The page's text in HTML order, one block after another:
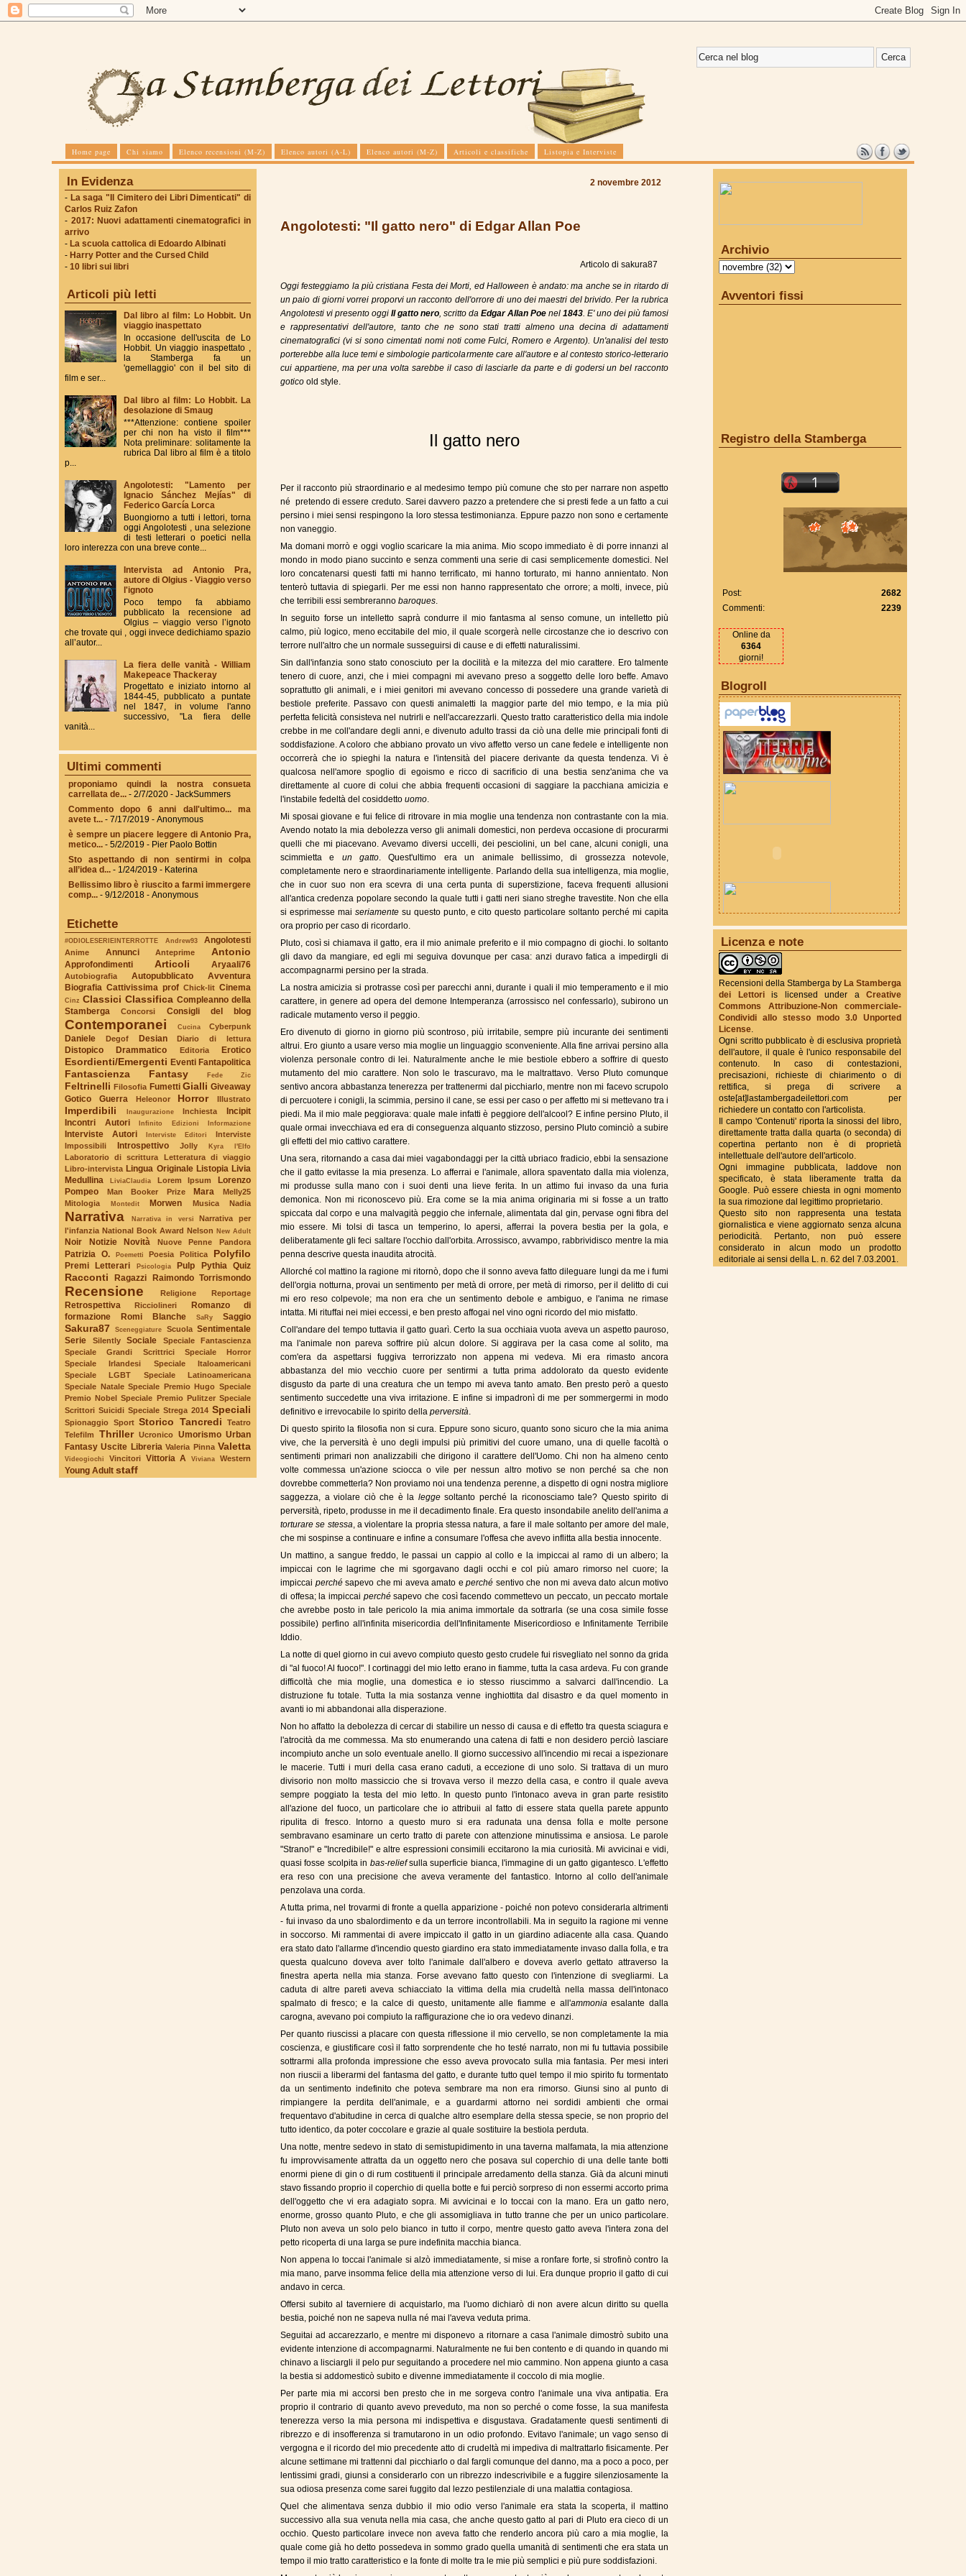
Home page Chi siamo Elenco recensioni (M-Z) Elenco autori (A-L) Elenco autori (M-Z) Articoli e classifiche Listopia e Interviste
In Evidenza
- La saga "Il Cimitero dei Libri Dimenticati" di
Carlos Ruiz Zafon
- 2017: Nuovi adattamenti cinematografici in
arrivo
- La scuola cattolica di Edoardo Albinati
- Harry Potter and the Cursed Child
- 10 libri sui libri
Articoli più letti
Dal libro al film: Lo Hobbit. Un
viaggio inaspettato
In occasione dell'uscita de Lo
Hobbit. Un viaggio inaspettato ,
la Stamberga fa un
'gemellaggio' con il bel sito di
film e ser...
Dal libro al film: Lo Hobbit. La
desolazione di Smaug
***Attenzione: contiene spoiler
per chi non ha visto il film***
Nota preliminare: solitamente la
rubrica Dal libro al film è a titolo
p...
Angolotesti: "Lamento per
Ignacio Sánchez Mejías" di
Federico García Lorca
Buongiorno a tutti i lettori, torna
oggi Angolotesti , una selezione
di testi letterari o poetici nella
loro interezza con una breve conte...
Intervista ad Antonio Pra,
autore di Olgius - Viaggio verso
l'ignoto
Poco tempo fa abbiamo
pubblicato la recensione ad
Olgius – viaggio verso l’ignoto
che trovate qui , oggi invece dedichiamo spazio
all’autor...
La fiera delle vanità - William
Makepeace Thackeray
Progettato e iniziato intorno al
1844-45, pubblicato a puntate
nel 1847, in volume l'anno
successivo, "La fiera delle
vanità...
Ultimi commenti
proponiamo quindi la nostra consueta
carrellata de... - 2/7/2020 - JackSummers
Commento dopo 6 anni dall'ultimo... ma
avete t... - 7/17/2019 - Anonymous
è sempre un piacere leggere di Antonio Pra,
metico... - 5/2/2019 - Pier Paolo Bottin
Sto aspettando di non sentirmi in colpa
all’idea d... - 1/24/2019 - Katerina
Bellissimo libro è riuscito a farmi immergere
comp... - 9/12/2018 - Anonymous
Etichette
#ODIOLESERIEINTERROTTE Andrew93 Angolotesti
Anime Annunci Anteprime Antonio
Approfondimenti Articoli Aryaali76
Autobiografia Autopubblicato
Avventura
Biografia Cattivissima prof Chick-lit Cinema
Cinz Classici Classifica Compleanno della
Stamberga
Concorsi Consigli del blog
Contemporanei Cucina Cyberpunk
Daniele Degof Desian Diario di lettura
Distopico Drammatico Editoria Erotico
Esordienti/Emergenti Eventi Fantapolitica
Fantascienza Fantasy Fede Zic
Feltrinelli Filosofia Fumetti Gialli Giveaway
Gotico
Guerra Heleonor Horror Illustrato
Imperdibili Inaugurazione Inchiesta
Incipit
Incontri Autori
Infinito Edizioni Informazione
Interviste Autori Interviste Editori
Interviste
Impossibili
Introspettivo Jolly Kyra l'Elfo
Laboratorio di scrittura
Letteratura di viaggio
Libro-intervista Lingua Originale Listopia Livia
Medullina
LiviaClaudia Lorem Ipsum
Lorenzo
Pompeo
Man Booker Prize Mara
Melly25
Mitologia
Montedit Morwen Musica Nadia
Narrativa Narrativa in versi
Narrativa per
l'infanzia National Book Award Nelson New Adult
Noir Notizie Novità Nuove Penne Pandora
Patrizia O. Poemetti Poesia Politica Polyfilo
Premi Letterari Psicologia Pulp Pythia Quiz
Racconti Ragazzi Raimondo Torrismondo
Recensione Religione Reportage
Retrospettiva Ricciolineri
Romanzo di
formazione
Romi Blanche SaRy Saggio
Sakura87 Sceneggiature Scuola Sentimentale
Serie
Silently Sociale
Speciale Fantascienza
Speciale Grandi Scrittrici
Speciale Horror
Speciale Irlandesi
Speciale Italoamericani
Speciale LGBT
Speciale Latinoamericana
Speciale Natale Speciale Premio Hugo Speciale
Premio Nobel Speciale Premio Pulitzer Speciale
Scrittori Suicidi Speciale Strega 2014 Speciali
Spionaggio Sport Storico Tancredi
Teatro
Telefilm
Thriller Ucronico Umorismo Urban
Fantasy Uscite Libreria Valeria Pinna Valetta
Videogiochi Vincitori Vittoria A Viviana Western
Young Adult staff
2 novembre 2012
Angolotesti: "Il gatto nero" di Edgar Allan Poe
Articolo di sakura87
Oggi festeggiamo la più cristiana Festa dei Morti, ed Halloween è andato: ma anche se in ritardo di
un paio di giorni vorrei proporvi un racconto dell'orrore di uno dei maestri del brivido. Per la rubrica
Angolotesti vi presento oggi Il gatto nero, scritto da Edgar Allan Poe nel 1843. E' uno dei più famosi
e rappresentativi dell'autore, tanto che ne sono stati tratti almeno una decina di adattamenti
cinematografici (vi si sono cimentati nomi noti come Fulci, Romero e Argento). Un'analisi del testo
porterebbe alla luce temi e simbologie particolarmente care all'autore e al contesto storico-letterario
cui appartiene, ma per una volta sarebbe il caso di lasciarle da parte e di godersi un bel racconto
gotico old style.
Il gatto nero
Per il racconto più straordinario e al medesimo tempo più comune che sto per narrare non aspetto
né pretendo di essere creduto. Sarei davvero pazzo a pretendere che si presti fede a un fatto a cui
persino i miei sensi respingono la loro stessa testimonianza. Eppure pazzo non sono e certamente
non vaneggio.
Ma domani morrò e oggi voglio scaricare la mia anima. Mio scopo immediato è di porre innanzi al
mondo in modo piano succinto e senza commenti una serie di casi semplicemente domestici. Nel
loro concatenarsi questi fatti mi hanno terrificato, mi hanno torturato, mi hanno annientato. Non
tenterò tuttavia di spiegarli. Per me essi non hanno rappresentato che orrore; a molti, invece, più
che terribili essi sembreranno baroques.
In seguito forse un intelletto saprà condurre il mio fantasma al senso comune, un intelletto più
calmo, più logico, meno eccitabile del mio, il quale scorgerà nelle circostanze che io descrivo con
terrore null'altro che un normale susseguirsi di cause e di effetti naturalissimi.
Sin dall'infanzia sono stato conosciuto per la docilità e la mitezza del mio carattere. Ero talmente
tenero di cuore, anzi, che i miei compagni mi avevano preso a soggetto delle loro beffe. Amavo
soprattutto gli animali, e i miei genitori mi avevano concesso di possedere una grande varietà di
bestiole preferite. Passavo con questi animaletti la maggior parte del mio tempo, e la mia più
perfetta felicità consisteva nel nutrirli e nell'accarezzarli. Questo tratto caratteristico della mia indole
crebbe in me coll'andare degli anni, e divenuto adulto trassi da ciò una delle mie principali fonti di
soddisfazione. A coloro che abbiano provato un vivo affetto verso un cane fedele e intelligente non
occorrerà che io spieghi la natura e l'intensità del piacere derivante da questa tendenza. Vi è
qualcosa nell'amore spoglio di egoismo e ricco di sacrificio di una bestia senz'anima che va
direttamente al cuore di colui che abbia frequenti occasioni di saggiare la pacchiana amicizia e
l'instabile fedeltà del cosiddetto uomo.
Mi sposai giovane e fui felice di ritrovare in mia moglie una tendenza non contrastante con la mia.
Avendo notato la mia debolezza verso gli animali domestici, non perdeva occasione di procurarmi
quelli che mi piacevano. Avevamo diversi uccelli, dei pesciolini, un bel cane, alcuni conigli, una
scimmietta e un gatto. Quest'ultimo era un animale bellissimo, di grossezza notevole,
completamente nero e straordinariamente intelligente. Parlando della sua intelligenza, mia moglie,
che in cuor suo non era scevra di una certa punta di superstizione, faceva frequenti allusioni
all'antica credenza popolare secondo la quale tutti i gatti neri siano streghe travestite. Non che ella
si esprimesse mai seriamentesu questo punto, e cito questo particolare soltanto perché mi capita
ora proprio per caso di ricordarlo.
Pluto, così si chiamava il gatto, era il mio animale preferito e il mio compagno di giochi. Io soltanto
gli davo da mangiare, ed egli mi seguiva dovunque per casa: anzi duravo fatica a impedirgli di
accompagnarmi persino per la strada.
La nostra amicizia si protrasse così per parecchi anni, durante i quali il mio temperamento e il mio
carattere, in genere ad opera del demone Intemperanza (arrossisco nel confessarlo), subirono un
radicale mutamento verso il peggio.
Ero divenuto di giorno in giorno più scontroso, più irritabile, sempre più incurante dei sentimenti
altrui. Ero giunto a usare verso mia moglie un linguaggio sconveniente. Alla fine arrivai persino alla
violenza personale contro di lei. Naturalmente anche le mie bestiole ebbero a soffrire di questo
mutamento del mio carattere. Non solo le trascuravo, ma le maltrattavo. Verso Pluto comunque
sentivo ancora abbastanza tenerezza per trattenermi dal picchiarlo, mentre non mi facevo scrupolo
di percuotere i conigli, la scimmia, persino il cane, se essi per caso o per affetto mi si mettevano tra i
piedi. Ma il mio male peggiorava: quale male infatti è peggiore dell'alcool? E infine persino Pluto, il
quale ormai invecchiava ed era di conseguenza alquanto stizzoso, persino Pluto cominciò a subire
gli effetti del mio cattivo carattere.
Una sera, ritornando a casa dai miei vagabondaggi per la città ubriaco fradicio, ebbi la sensazione
che il gatto evitasse la mia presenza. Lo afferrai e l'animale, allora spaventato dalla mia violenza,
mi produsse sulla mano con i suoi denti una lieve ferita. In un attimo fui invaso da una furia
demonica. Non mi riconoscevo più. Era come se la mia anima originaria mi si fosse a un tratto
spiccata dal corpo e una malvagità peggio che infernale, alimentata dal gin, pervase ogni fibra del
mio essere. Mi tolsi di tasca un temperino, lo apersi, afferrai la povera bestia per la gola, e
deliberatamente gli feci saltare l'occhio dall'orbita. Arrossisco, avvampo, rabbrividisco mentre la mia
penna descrive questa inaudita atrocità.
Allorché col mattino la ragione mi ritornò, dopo che il sonno aveva fatto dileguare lungi da me i fumi
dell'orgia notturna, provai un sentimento per metà di orrore, per metà di rimorso, per il delitto di cui
mi ero reso colpevole; ma non era che un sentimento debole e ambiguo, e l'anima ne rimase
intatta. Mi rituffai nei miei eccessi, e ben presto affogai nel vino ogni ricordo del mio misfatto.
Coll'andare del tempo tuttavia il gatto guarì. Certo la sua occhiaia vuota aveva un aspetto pauroso,
ma l'animale non pareva soffrire più alcun dolore. Si aggirava per la casa come al solito, ma
com'era da aspettarsi fuggiva terrorizzato non appena mi vedeva. Mi era rimasto ancora
abbastanza del mio vecchio cuore per sentirmi a tutta prima addolorato da questo evidente
disgusto da parte di una creatura che un tempo mi aveva tanto amato. Ben presto però a questo
sentimento succedette una viva irritazione. E infine si impadronì di me per sommergermi in modo
definitivo e irrevocabile lo spirito della perversità.
Di questo spirito la filosofia non si cura. Eppure sono sicuro, quanto sono sicuro che la mia anima
vive, che la perversità è uno degli impulsi più primitivi del cuore umano, una di quelle facoltà o
sentimenti primari non analizzabili che dirigono il carattere dell'Uomo. Chi non ha almeno cento
volte commessa un'azione sciocca o vile per nessun altro motivo se non perché sa che non
dovrebbe commetterla? Non proviamo noi una tendenza perenne, a dispetto di ogni nostra migliore
saggezza, a violare ciò che è la leggesoltanto perché la riconosciamo tale? Questo spirito di
perversità, ripeto, produsse in me il decadimento finale. Era questo insondabile anelito dell'anima a
torturare se stessa, a violentare la propria stessa natura, a fare il male soltanto per amore del male,
che mi sospinse a continuare e infine a consumare l'offesa che avevo inflitta alla bestia innocente.
Un mattino, a sangue freddo, le passai un cappio al collo e la impiccai al ramo di un albero; la
impiccai con le lagrime che mi sgorgavano dagli occhi e col più amaro rimorso nel cuore; la
impiccai perchésapevo che mi aveva amato e perché sentivo che non mi aveva dato alcun motivo
di offesa; la impiccai perchésapevo che così facendo commettevo un peccato, un peccato mortale
che avrebbe posto in tale pericolo la mia anima immortale da sottrarla (se una cosa simile fosse
possibile) perfino all'infinita misericordia dell'Infinitamente Misericordioso e Infinitamente Terribile
Iddio.
La notte di quel giorno in cui avevo compiuto questo gesto crudele fui risvegliato nel sonno da grida
di "al fuoco! Al fuoco!". I cortinaggi del mio letto erano in fiamme, tutta la casa ardeva. Fu con grande
difficoltà che mia moglie, una domestica e io stesso riuscimmo a salvarci dall'incendio. La
distruzione fu totale. Tutta la mia sostanza venne inghiottita dal disastro e da quel momento in
avanti io mi abbandonai alla disperazione.
Non ho affatto la debolezza di cercar di stabilire un nesso di causa e di effetto tra questa sciagura e
l'atrocità da me commessa. Ma sto enumerando una catena di fatti e non desidero perciò lasciare
incompiuto anche un solo eventuale anello. Il giorno successivo all'incendio mi recai a ispezionare
le macerie. Tutti i muri della casa erano caduti, a eccezione di uno solo. Si trattava di un muro
divisorio non molto massiccio che si trovava verso il mezzo della casa, e contro il quale aveva
sempre poggiato la testa del mio letto. In questo punto l'intonaco aveva in gran parte resistito
all'azione del fuoco, un particolare che io attribuii al fatto di essere stata quella parete appunto
ripulita di fresco. Intorno a questo muro si era radunata una densa folla e molte persone
sembravano esaminare un certo tratto di parete con attenzione minutissima e ansiosa. Le parole
"Strano!" e "Incredibile!" e altre espressioni consimili eccitarono la mia curiosità. Mi avvicinai e vidi,
quasi fosse scolpita in bas-reliefsulla superficie bianca, l'immagine di un gatto gigantesco. L'effetto
era reso con una precisione che aveva veramente del fantastico. Intorno al collo dell'animale
penzolava una corda.
A tutta prima, nel trovarmi di fronte a quella apparizione - poiché non potevo considerarla altrimenti
- fui invaso da uno sbalordimento e da un terrore incontrollabili. Ma in seguito la ragione mi venne
in soccorso. Mi rammentai di avere impiccato il gatto in un giardino adiacente alla casa. Quando
era stato dato l'allarme d'incendio questo giardino era stato immediatamente invaso dalla folla, e tra
questa qualcuno doveva aver tolto l'animale dall'albero e doveva averlo gettato attraverso la
finestra aperta nella mia stanza. Forse avevano fatto questo con l'intenzione di svegliarmi. La
caduta di altre pareti aveva schiacciato la vittima della mia crudeltà nella massa dell'intonaco
spalmato di fresco; e la calce di questo, unitamente alle fiamme e all'ammoniaesalante dalla
carogna, avevano poi compiuto la raffigurazione che io ora vedevo dinanzi.
Per quanto riuscissi a placare con questa riflessione il mio cervello, se non completamente la mia
coscienza, e giustificare così il fatto sorprendente che ho testé narrato, non mi fu tuttavia possibile
sottrarmi alla profonda impressione che esso aveva provocato sulla mia fantasia. Per mesi interi
non riuscii a liberarmi del fantasma del gatto, e durante tutto quel tempo il mio spirito fu tormentato
da un sentimento indefinito che poteva sembrare ma non era rimorso. Giunsi sino al punto di
rimpiangere la perdita dell'animale, e a guardarmi attorno nei sordidi ambienti che ormai
frequentavo d'abitudine in cerca di qualche altro esemplare della stessa specie, se non proprio del
tutto identico, da poter coccolare e grazie al quale sostituire la bestiola perduta.
Una notte, mentre sedevo in stato di semistupidimento in una taverna malfamata, la mia attenzione
fu improvvisamente attratta da un oggetto nero che posava sul coperchio di una delle tante botti
enormi piene di gin o di rum costituenti il principale arredamento della stanza. Già da alcuni minuti
stavo fissando proprio il coperchio di quella botte e fui perciò sorpreso di non essermi accorto prima
dell'oggetto che vi era adagiato sopra. Mi avvicinai e lo toccai con la mano. Era un gatto nero,
enorme, grosso quanto Pluto, e che gli assomigliava in tutto tranne che per un unico particolare.
Pluto non aveva un solo pelo bianco in tutto il corpo, mentre questo gatto aveva l'intera zona del
petto ricoperta di una larga se pure indefinita macchia bianca.
Non appena lo toccai l'animale si alzò immediatamente, si mise a ronfare forte, si strofinò contro la
mia mano, parve insomma felice della mia attenzione verso di lui. Era dunque proprio il gatto di cui
andavo in cerca.
Offersi subito al taverniere di acquistarlo, ma l'uomo dichiarò di non avere alcun diritto su quella
bestia, poiché non ne sapeva nulla né mai l'aveva veduta prima.
Seguitai ad accarezzarlo, e mentre mi disponevo a ritornare a casa l'animale dimostrò subito una
evidente intenzione di accompagnarmi. Naturalmente ne fui ben contento e di quando in quando mi
chinavo a lisciargli il pelo pur seguitando a procedere nel mio cammino. Non appena giunto a casa
la bestia si addomesticò subito e divenne immediatamente il coccolo di mia moglie.
Per parte mia mi accorsi ben presto che in me sorgeva contro l'animale una viva antipatia. Era
proprio il contrario di quanto avevo preveduto, ma non so perché o come fosse, la sua manifesta
tenerezza verso la mia persona mi indispettiva e disgustava. Gradatamente questi sentimenti di
ribrezzo e di insofferenza si tramutarono in un odio profondo. Evitavo l'animale; un vago senso di
vergogna e il ricordo del mio precedente atto di crudeltà mi impediva di maltrattarlo fisicamente. Per
alcune settimane mi trattenni dal picchiarlo o dal fargli comunque del danno, ma a poco a poco, per
lentissimi gradi, giunsi a considerarlo con un ribrezzo indescrivibile e a fuggire silenziosamente la
sua odiosa presenza come sarei fuggito dal lezzo pestilenziale di una malattia contagiosa.
Quel che alimentava senza dubbio il mio odio verso l'animale era stata la scoperta, il mattino
successivo alla sua venuta nella mia casa, che anche questo gatto al pari di Pluto era cieco di un
occhio. Questo particolare invece non aveva fatto che renderlo ancora più caro a mia moglie, la
quale come già ho detto possedeva in sommo grado quella umanità di sentimenti che era stata un
tempo il mio tratto caratteristico e la fonte di molte tra le mie più semplici e più pure soddisfazioni.
Archivio
Avventori fissi
Registro della Stamberga
Post:
2682
Commenti:
2239
Online da
6364
giorni!
Blogroll
True Fantasy Italy
Licenza e note
Recensioni della Stamberga by La Stamberga
dei Lettoriis licensed under a Creative
Commons Attribuzione-Non commerciale-
Condividi allo stesso modo 3.0 Unported
License.
Ogni scritto pubblicato è di esclusiva proprietà
dell'autore, il quale è l'unico responsabile del
contenuto. In caso di contestazioni,
precisazioni, richieste di chiarimento o di
rettifica, si prega di scrivere a
oste[at]lastambergadeilettori.com per
richiedere un contatto con l'articolista.
Il campo 'Contenuti' riporta la sinossi del libro,
direttamente tratta dalla quarta (o seconda) di
copertina pertanto non è di proprietà
intellettuale dell'autore dell'articolo.
Ogni immagine pubblicata, laddove non
specificato, è stata liberamente tratta da
Google. Può essere chiesta in ogni momento
la sua rimozione dal legittimo proprietario.
Questo sito non rappresenta una testata
giornalistica e viene aggiornato senza alcuna
periodicità. Pertanto, non può essere
considerato in alcun modo un prodotto
editoriale ai sensi della L. n. 62 del 7.03.2001.